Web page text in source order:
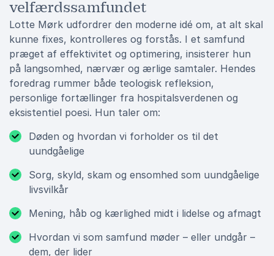
velfærdssamfundet
Lotte Mørk udfordrer den moderne idé om, at alt skal
kunne fixes, kontrolleres og forstås. I et samfund
præget af effektivitet og optimering, insisterer hun
på langsomhed, nærvær og ærlige samtaler. Hendes
foredrag rummer både teologisk refleksion,
personlige fortællinger fra hospitalsverdenen og
eksistentiel poesi. Hun taler om:
Døden og hvordan vi forholder os til det
uundgåelige
Sorg, skyld, skam og ensomhed som uundgåelige
livsvilkår
Mening, håb og kærlighed midt i lidelse og afmagt
Hvordan vi som samfund møder – eller undgår –
dem, der lider